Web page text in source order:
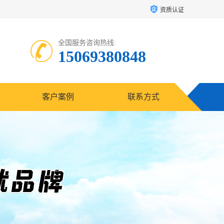
资质认证
全国服务咨询热线:
15069380848
客户案例 联系方式